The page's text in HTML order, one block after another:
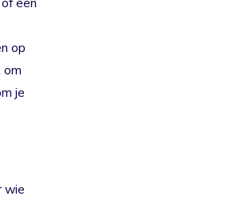
op
om
je
wie